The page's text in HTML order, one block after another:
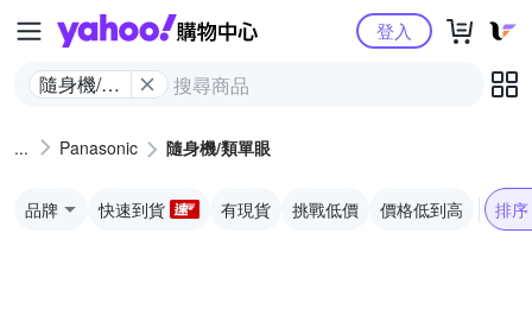
Yahoo購物中心
隨身機/類
登入
Panasonic 隨身機/類單眼
品牌 快速到貨 有現貨 挑戰低價 價格低到高 排序